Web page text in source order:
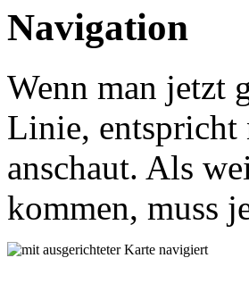
Navigation
Wenn man jetzt
Linie, entspricht
anschaut. Als
kommen, muss